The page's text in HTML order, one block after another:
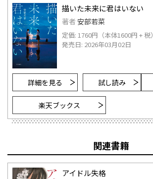
描いた未来に君はいない
著者 安部若菜
定価: 1760円（本体1600円 + 税）
発売日: 2026年03月02日
詳細を見る 試し読み
楽天ブックス
関連書籍
アイドル失格